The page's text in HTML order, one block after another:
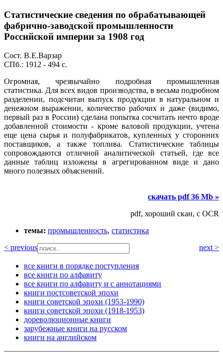
Статистические сведения по обрабатывающей
фабрично-заводской промышленности
Российской империи за 1908 год
Сост. В.Е.Варзар
СПб.: 1912 - 494 с.
Огромная, чрезвычайно подробная промышленная
статистика. Для всех видов производства, в весьма подробном
разделении, подсчитан выпуск продукции в натуральном и
денежном выражении, количество рабочих и даже (видимо,
первый раз в России) сделана попытка сосчитать нечто вроде
добавленной стоимости - кроме валовой продукции, учтена
еще цена сырья и полуфабрикатов, купленных у сторонних
поставщиков, а также топлива. Статистические таблицы
сопровождаются отличной аналитической статьей, где все
данные таблиц изложены в агрегированном виде и дано
много полезных объяснений.
скачать pdf 36 Mb »
pdf, хороший скан, с OCR
темы: промышленность, статистика
< previous
next >
все книги в порядке поступления
все книги по алфавиту
все книги по алфавиту и с аннотациями
книги постсоветской эпохи
книги советской эпохи (1953-1990)
книги советской эпохи (1918-1953)
дореволюционные книги
зарубежные книги на русском
книги на английском